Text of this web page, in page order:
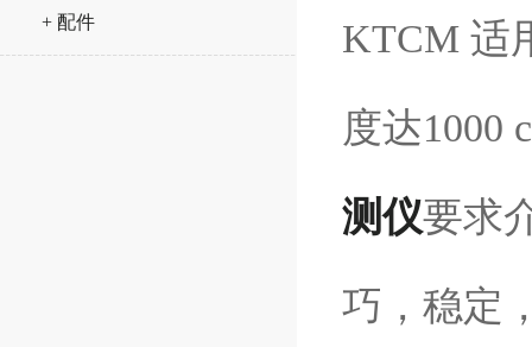
+ 配件 KTCM 适
度达1000
测仪要求
巧，稳定